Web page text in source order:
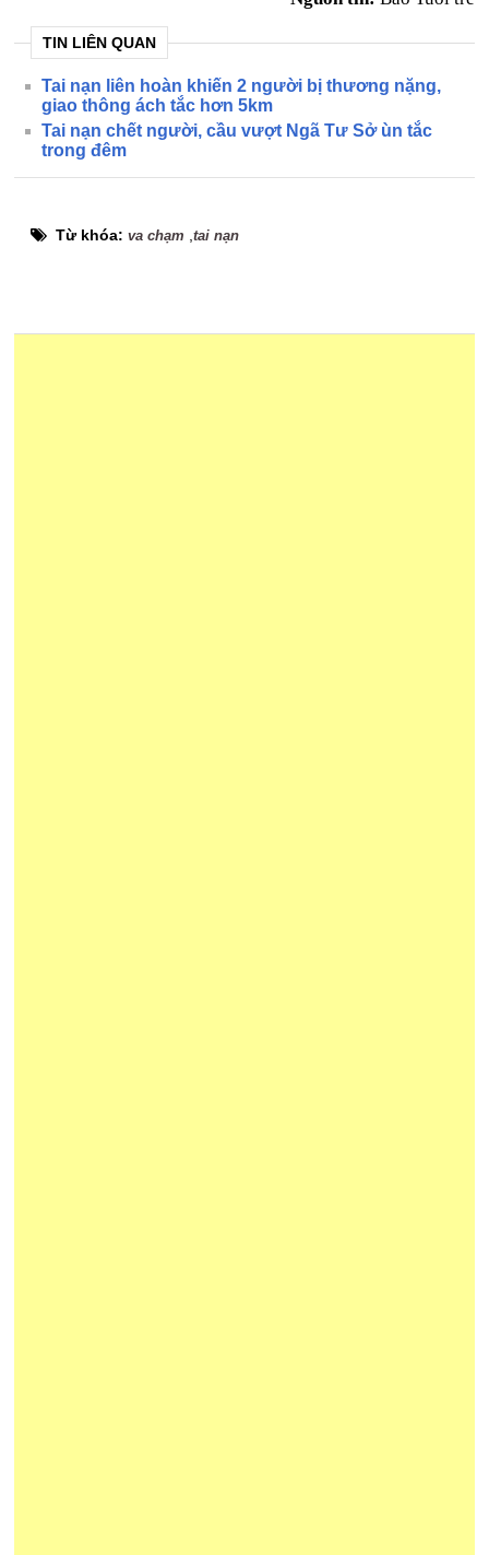
TIN LIÊN QUAN
Tai nạn liên hoàn khiến 2 người bị thương nặng,
giao thông ách tắc hơn 5km
Tai nạn chết người, cầu vượt Ngã Tư Sở ùn tắc
trong đêm
Từ khóa:va chạm ,tai nạn